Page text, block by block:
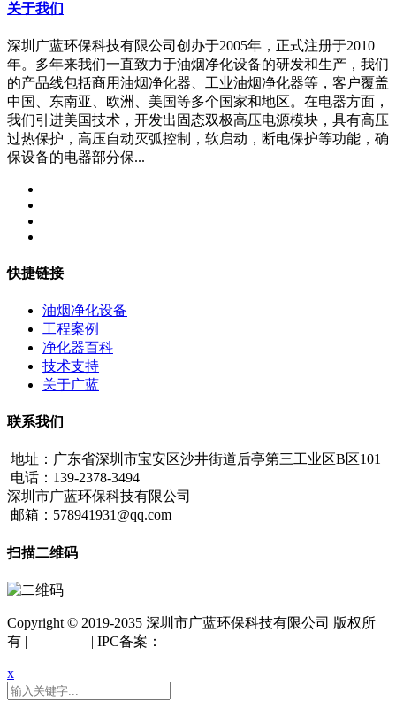
关于我们
深圳广蓝环保科技有限公司创办于2005年，正式注册于2010
年。多年来我们一直致力于油烟净化设备的研发和生产，我们
的产品线包括商用油烟净化器、工业油烟净化器等，客户覆盖
中国、东南亚、欧洲、美国等多个国家和地区。在电器方面，
我们引进美国技术，开发出固态双极高压电源模块，具有高压
过热保护，高压自动灭弧控制，软启动，断电保护等功能，确
保设备的电器部分保...
快捷链接
油烟净化设备
工程案例
净化器百科
技术支持
关于广蓝
联系我们
地址：广东省深圳市宝安区沙井街道后亭第三工业区B区101
电话：139-2378-3494
深圳市广蓝环保科技有限公司
邮箱：578941931@qq.com
扫描二维码
Copyright © 2019-2035 深圳市广蓝环保科技有限公司 版权所
有 |
| IPC备案：
x